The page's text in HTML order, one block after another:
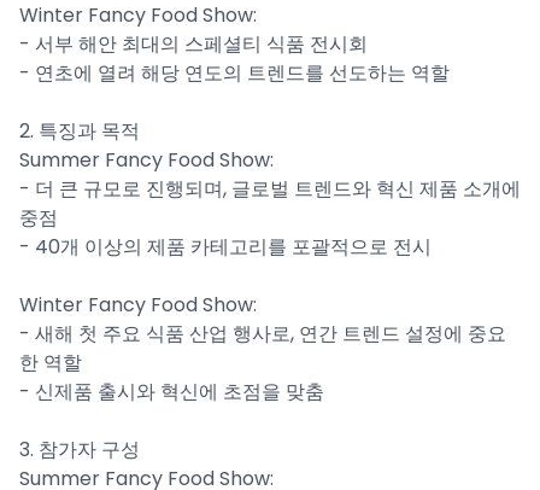
Winter Fancy Food Show:
- 서부 해안 최대의 스페셜티 식품 전시회
- 연초에 열려 해당 연도의 트렌드를 선도하는 역할
2. 특징과 목적
Summer Fancy Food Show:
- 더 큰 규모로 진행되며, 글로벌 트렌드와 혁신 제품 소개에
중점
- 40개 이상의 제품 카테고리를 포괄적으로 전시
Winter Fancy Food Show:
- 새해 첫 주요 식품 산업 행사로, 연간 트렌드 설정에 중요
한 역할
- 신제품 출시와 혁신에 초점을 맞춤
3. 참가자 구성
Summer Fancy Food Show: